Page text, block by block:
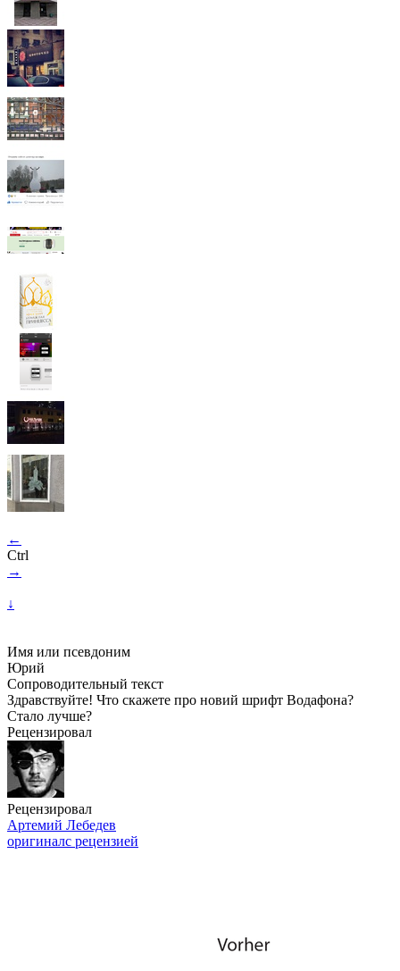
←
Ctrl
→
↓
Имя или псевдоним
Юрий
Сопроводительный текст
Здравствуйте! Что скажете про новий шрифт Водафона?
Стало лучше?
Рецензировал
Рецензировал
Артемий Лебедев
оригиналс рецензией